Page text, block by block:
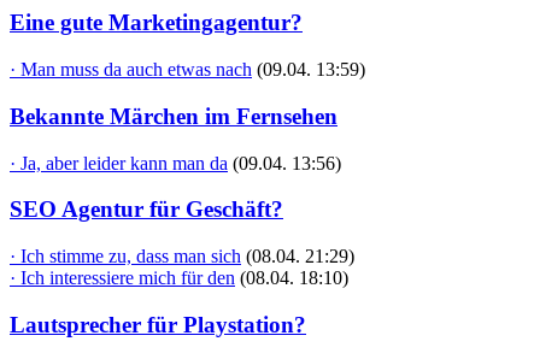
Eine gute Marketingagentur?
· Man muss da auch etwas nach (09.04. 13:59)
Bekannte Märchen im Fernsehen
· Ja, aber leider kann man da (09.04. 13:56)
SEO Agentur für Geschäft?
· Ich stimme zu, dass man sich (08.04. 21:29)
· Ich interessiere mich für den (08.04. 18:10)
Lautsprecher für Playstation?